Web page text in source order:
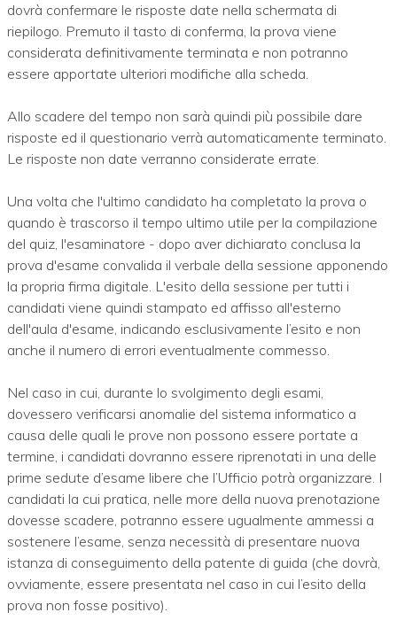
dovrà confermare le risposte date nella schermata di
riepilogo. Premuto il tasto di conferma, la prova viene
considerata definitivamente terminata e non potranno
essere apportate ulteriori modifiche alla scheda.
Allo scadere del tempo non sarà quindi più possibile dare
risposte ed il questionario verrà automaticamente terminato.
Le risposte non date verranno considerate errate.
Una volta che l'ultimo candidato ha completato la prova o
quando è trascorso il tempo ultimo utile per la compilazione
del quiz, l'esaminatore - dopo aver dichiarato conclusa la
prova d'esame convalida il verbale della sessione apponendo
la propria firma digitale. L'esito della sessione per tutti i
candidati viene quindi stampato ed affisso all'esterno
dell'aula d'esame, indicando esclusivamente l’esito e non
anche il numero di errori eventualmente commesso.
Nel caso in cui, durante lo svolgimento degli esami,
dovessero verificarsi anomalie del sistema informatico a
causa delle quali le prove non possono essere portate a
termine, i candidati dovranno essere riprenotati in una delle
prime sedute d’esame libere che l’Ufficio potrà organizzare. I
candidati la cui pratica, nelle more della nuova prenotazione
dovesse scadere, potranno essere ugualmente ammessi a
sostenere l’esame, senza necessità di presentare nuova
istanza di conseguimento della patente di guida (che dovrà,
ovviamente, essere presentata nel caso in cui l’esito della
prova non fosse positivo).